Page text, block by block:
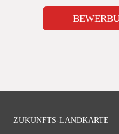
Navigation
ZUKUNFTS-LANDKARTE